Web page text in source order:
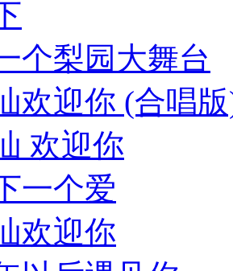
个梨园大舞台
欢迎你 (合唱
欢迎你
一个爱
欢迎你